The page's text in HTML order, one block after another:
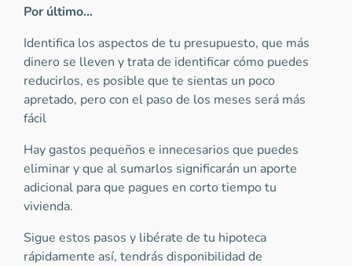
Por último…
Identifica los aspectos de tu presupuesto, que más
dinero se lleven y trata de identificar cómo puedes
reducirlos, es posible que te sientas un poco
apretado, pero con el paso de los meses será más
fácil
Hay gastos pequeños e innecesarios que puedes
eliminar y que al sumarlos significarán un aporte
adicional para que pagues en corto tiempo tu
vivienda.
Sigue estos pasos y libérate de tu hipoteca
rápidamente así, tendrás disponibilidad de